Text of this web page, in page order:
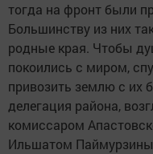
тогда на фронт были
Большинству из них
родные края. Чтобы
покоились с миром,
привозить землю с их
делегация района,
комиссаром
Ильшатом